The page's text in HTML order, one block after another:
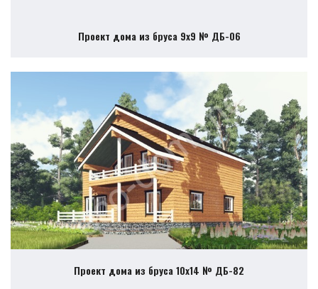
Проект дома из бруса 9х9 № ДБ-06
Проект дома из бруса 10х14 № ДБ-82